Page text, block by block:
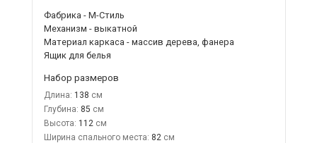
Фабрика - М-Стиль
Механизм - выкатной
Материал каркаса - массив дерева, фанера
Ящик для белья
Набор размеров
Длина: 138
Глубина: 85
Высота: 112
Ширина спального места: 82